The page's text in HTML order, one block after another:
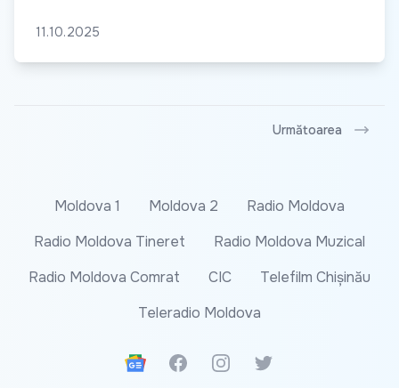
11.10.2025
Următoarea
Moldova 1 Moldova 2
Radio Moldova
Radio Moldova Tineret
Radio Moldova Muzical
Radio Moldova Comrat
CIC
Telefilm Chișinău
Teleradio Moldova
Google News
FacebookInstagramTwitter